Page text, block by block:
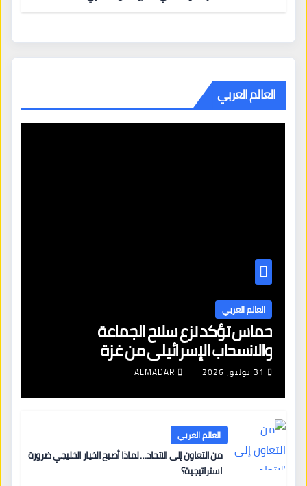
العالم العربي
العالم العربي
حماس تؤكد نزع سلاح الجماعة
والانسحاب الإسرائيلي من غزة
31 يوليو، 2026 ALMADAR
العالم العربي
من التعاون إلى الاتحاد… لماذا أصبح الخيار الخليجي ضرورة
استراتيجية؟